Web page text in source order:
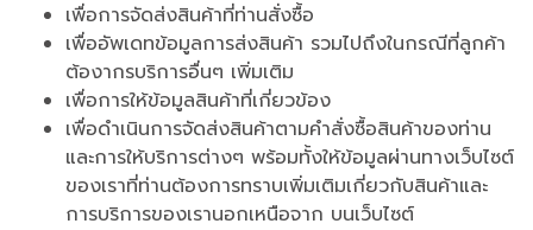
เพื่อการจัดส่งสินค้าที่ท่านสั่งซื้อ
เพื่ออัพเดทข้อมูลการส่งสินค้า รวมไปถึงในกรณีที่ลูกค้า
ต้องากรบริการอื่นๆ เพิ่มเติม
เพื่อการให้ข้อมูลสินค้าที่เกี่ยวข้อง
เพื่อดำเนินการจัดส่งสินค้าตามคำสั่งซื้อสินค้าของท่าน
และการให้บริการต่างๆ พร้อมทั้งให้ข้อมูลผ่านทางเว็บไซต์
ของเราที่ท่านต้องการทราบเพิ่มเติมเกี่ยวกับสินค้าและ
การบริการของเรานอกเหนือจาก บนเว็บไซต์